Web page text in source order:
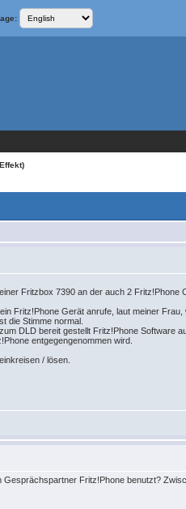
Fritzbox 7390 an der auch 2 Fritz!Phone
Fritz!Phone Gerät anrufe, laut meiner
die Stimme normal.
DLD bereit gestellt Fritz!Phone Software
entgegengenommen wird.
/ lösen.
Fritz!Phone benutzt?